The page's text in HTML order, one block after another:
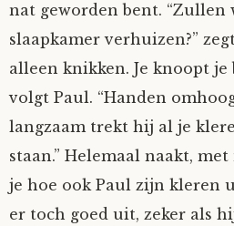
nat geworden bent. “Zullen
slaapkamer verhuizen?”
alleen knikken. Je knoopt
volgt Paul. “Handen
langzaam trekt hij al je
staan.” Helemaal naakt,
je hoe ook Paul zijn kleren
er toch goed uit, zeker als